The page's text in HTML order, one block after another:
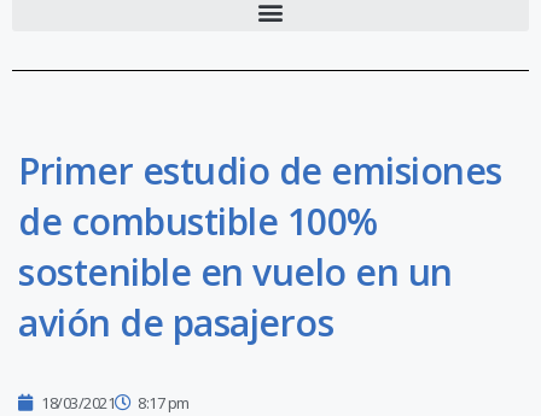
Primer estudio de emisiones
de combustible 100%
sostenible en vuelo en un
avión de pasajeros
18/03/2021 8:17 pm